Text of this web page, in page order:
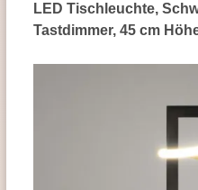
LED Tischleuchte,
Tastdimmer, 45 cm